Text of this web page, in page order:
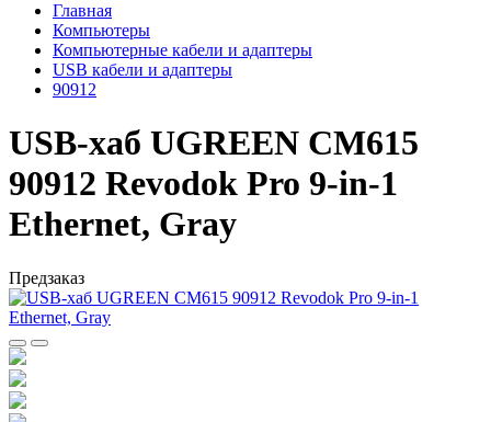
Главная
Компьютеры
Компьютерные кабели и адаптеры
USB кабели и адаптеры
90912
USB-хаб UGREEN CM615
90912 Revodok Pro 9-in-1
Ethernet, Gray
Предзаказ